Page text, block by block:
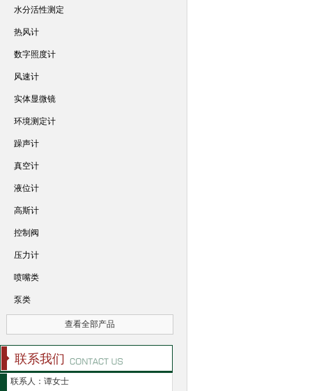
水分活性测定
热风计
数字照度计
风速计
实体显微镜
环境测定计
躁声计
真空计
液位计
高斯计
控制阀
压力计
喷嘴类
泵类
查看全部产品
联系我们
联系人：谭女士